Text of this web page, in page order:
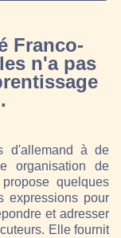
Franco-
n'a pas
d'allemand à de
organisation de
quelques
expressions pour
et adresser
Elle fournit